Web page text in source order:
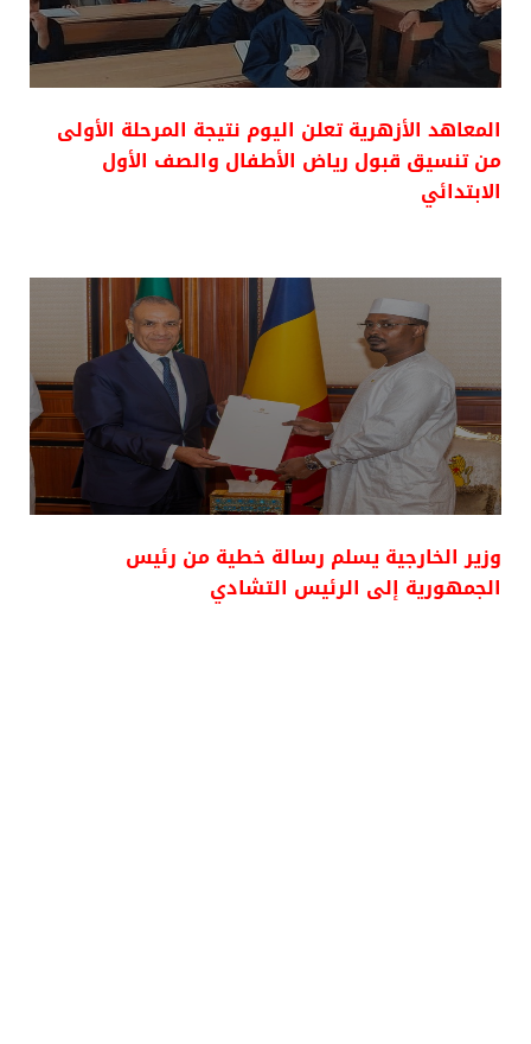
المعاهد الأزهرية تعلن اليوم نتيجة المرحلة الأولى
من تنسيق قبول رياض الأطفال والصف الأول
الابتدائي
وزير الخارجية يسلم رسالة خطية من رئيس
الجمهورية إلى الرئيس التشادي